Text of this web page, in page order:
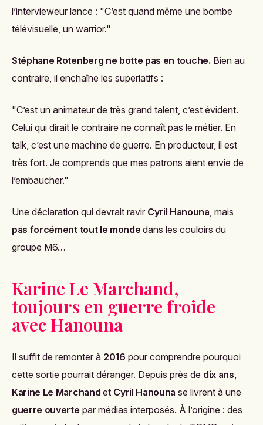
l’intervieweur lance : "C’est quand même une bombe
télévisuelle, un warrior."
Stéphane Rotenberg ne botte pas en touche. Bien au
contraire, il enchaîne les superlatifs :
"C’est un animateur de très grand talent, c’est évident.
Celui qui dirait le contraire ne connaît pas le métier. En
talk, c’est une machine de guerre. En producteur, il est
très fort. Je comprends que mes patrons aient envie de
l’embaucher."
Une déclaration qui devrait ravir Cyril Hanouna , mais
pas forcément tout le monde dans les couloirs du
groupe M6…
Karine Le Marchand,
toujours en guerre froide
avec Hanouna
Il suffit de remonter à 2016 pour comprendre pourquoi
cette sortie pourrait déranger. Depuis près de dix ans
Karine Le Marchand et Cyril Hanouna se livrent à une
guerre ouverte par médias interposés. À l’origine : des